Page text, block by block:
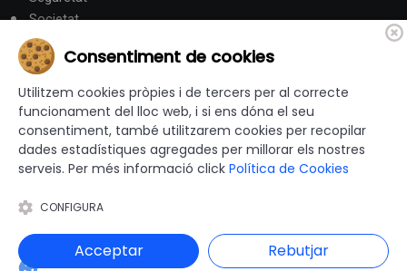
Societat
Turisme
Altres Canals
canalandorra.ad
© 2012-2026 Ajuntaments de Catalunya - Tots els drets
Avís Legal |Política de privacitat|
Política de Cookies| Accessibilitat|
Consentiment de cookies
Utilitzem cookies pròpies i de tercers per al correcte
funcionament del lloc web, i si ens dóna el seu
consentiment, també utilitzarem cookies per recopilar
dades estadístiques agregades per millorar els nostres
serveis. Per més informació click Política de Cookies
CONFIGURA
Acceptar Rebutjar